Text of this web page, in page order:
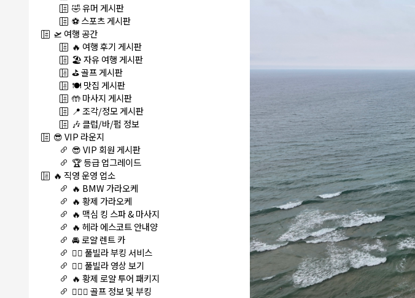
🤣 유머 게시판
⚽ 스포츠 게시판
🛫 여행 공간
🔥 여행 후기 게시판
🏖️ 자유 여행 게시판
⛳ 골프 게시판
🍽️ 맛집 게시판
🤲 마사지 게시판
📍 조각/정모 게시판
🎶 클럽/바/펍 정보
😎 VIP 라운지
😎 VIP 회원 게시판
🏆 등급 업그레이드
🔥 직영 운영 업소
🔥 BMW 가라오케
🔥 황제 가라오케
🔥 맥심 킹 스파 & 마사지
🔥 헤라 에스코트 안내양
🚘 로얄 렌트 카
🏊‍♀️ 풀빌라 부킹 서비스
🏊‍♀️ 풀빌라 영상 보기
🔥 황제 로얄 투어 패키지
🏌🏻‍♂️ 골프 정보 및 부킹